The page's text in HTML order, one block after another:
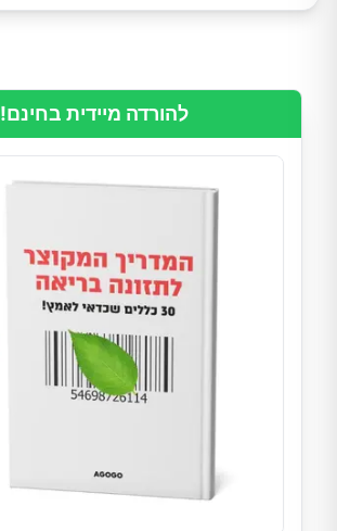
להורדה מיידית בחינם!